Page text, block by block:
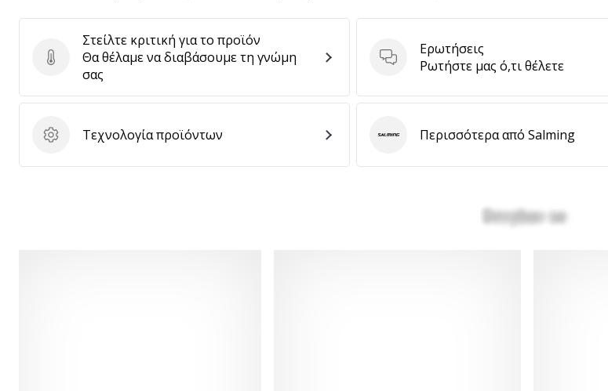
Στείλτε κριτική για το προϊόν
Στείλτε κριτική για το προϊόν
Θα θέλαμε να διαβάσουμε τη γνώμη
σας
Ερωτήσεις
Ερωτήσεις
Ρωτήστε μας ό,τι θέλετε
Τεχνολογία προϊόντων
Τεχνολογία προϊόντων SalmingΠερισσότερα από Salming